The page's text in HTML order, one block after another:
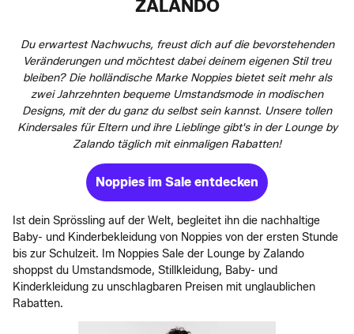
ZALANDO
Du erwartest Nachwuchs, freust dich auf die bevorstehenden
Veränderungen und möchtest dabei deinem eigenen Stil treu
bleiben? Die holländische Marke Noppies bietet seit mehr als
zwei Jahrzehnten bequeme Umstandsmode in modischen
Designs, mit der du ganz du selbst sein kannst. Unsere tollen
Kindersales für Eltern und ihre Lieblinge gibt's in der Lounge by
Zalando täglich mit einmaligen Rabatten!
Noppies im Sale entdecken
Ist dein Sprössling auf der Welt, begleitet ihn die nachhaltige
Baby- und Kinderbekleidung von Noppies von der ersten Stunde
bis zur Schulzeit. Im Noppies Sale der Lounge by Zalando
shoppst du Umstandsmode, Stillkleidung, Baby- und
Kinderkleidung zu unschlagbaren Preisen mit unglaublichen
Rabatten.